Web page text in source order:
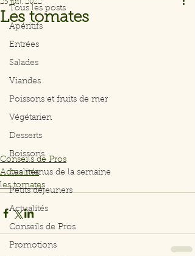
Tous les posts
Apéritifs
Entrées
Salades
Viandes
Poissons et fruits de mer
Végétarien
Desserts
Boissons
Les menus de la semaine
Petits déjeuners
Actualités
Conseils de Pros
Promotions
Les tomates
25 juil. 2022
Conseils de Pros
Actualités
les tomates